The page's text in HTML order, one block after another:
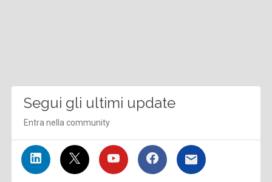
Segui gli ultimi update
Entra nella community